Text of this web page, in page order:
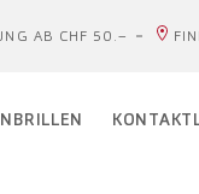
AB CHF 50.–